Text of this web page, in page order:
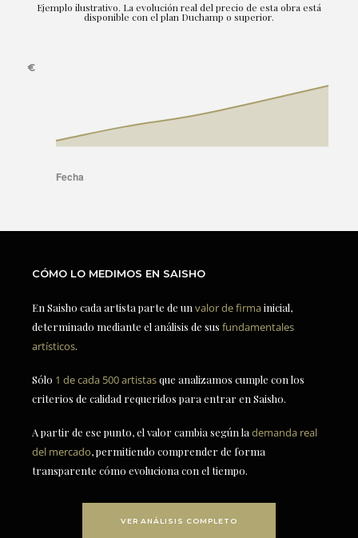
Ejemplo ilustrativo. La evolución real del precio de esta obra está
disponible con el plan Duchamp o superior.
CÓMO LO MEDIMOS EN SAISHO
En Saisho cada artista parte de un valor de firmainicial,
determinado mediante el análisis de sus fundamentales
artísticos.
Sólo 1 de cada 500 artistasque analizamos cumple con los
criterios de calidad requeridos para entrar en Saisho.
A partir de ese punto, el valor cambia según la demanda real
del mercado, permitiendo comprender de forma
transparente cómo evoluciona con el tiempo.
VER ANÁLISIS COMPLETO